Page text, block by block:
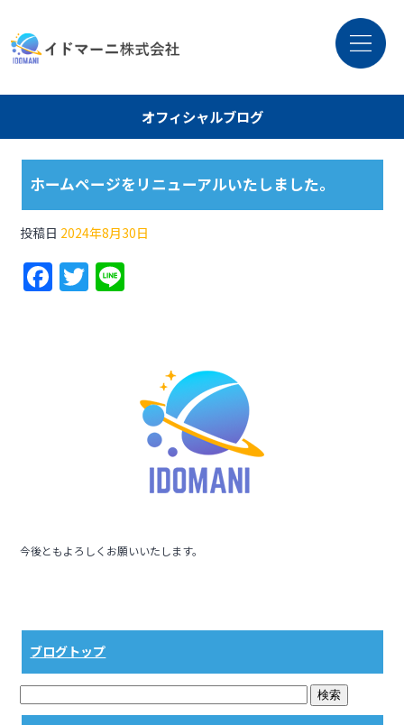
オフィシャルブログ
ホームページをリニューアルいたしました。
投稿日 2024年8月30日
F
a
T
w
今後ともよろしくお願いいたします。
ブログトップ